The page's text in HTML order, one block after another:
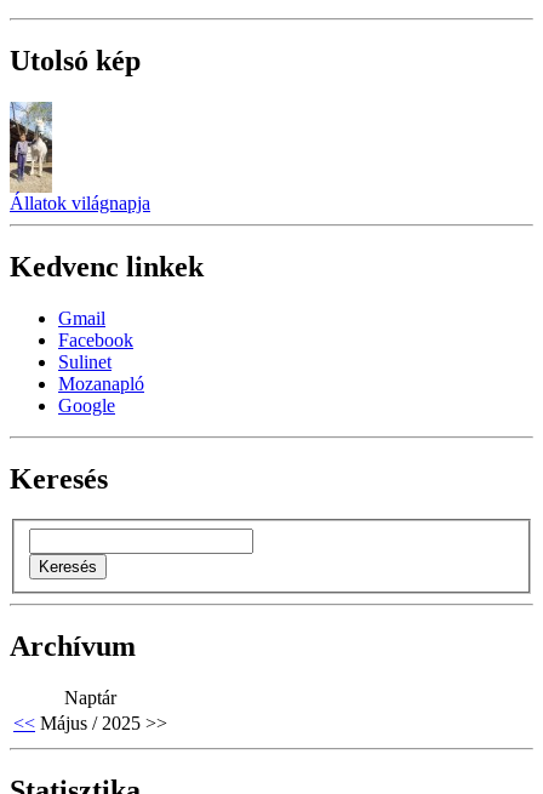
Utolsó kép
Állatok világnapja
Kedvenc linkek
Gmail
Facebook
Sulinet
Mozanapló
Google
Keresés
Archívum
Naptár
<< Május / 2025 >>